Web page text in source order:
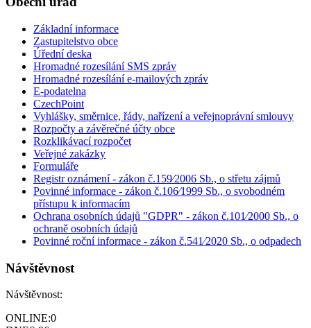
Základní informace
Zastupitelstvo obce
Úřední deska
Hromadné rozesílání SMS zpráv
Hromadné rozesílání e-mailových zpráv
E-podatelna
CzechPoint
Vyhlášky, směrnice, řády, nařízení a veřejnoprávní smlouvy
Rozpočty a závěrečné účty obce
Rozklikávací rozpočet
Veřejné zakázky
Formuláře
Registr oznámení - zákon č.159⁄2006 Sb., o střetu zájmů
Povinné informace - zákon č.106⁄1999 Sb., o svobodném
přístupu k informacím
Ochrana osobních údajů "GDPR" - zákon č.101⁄2000 Sb., o
ochraně osobních údajů
Povinné roční informace - zákon č.541⁄2020 Sb., o odpadech
Návštěvnost
Návštěvnost:
ONLINE:0